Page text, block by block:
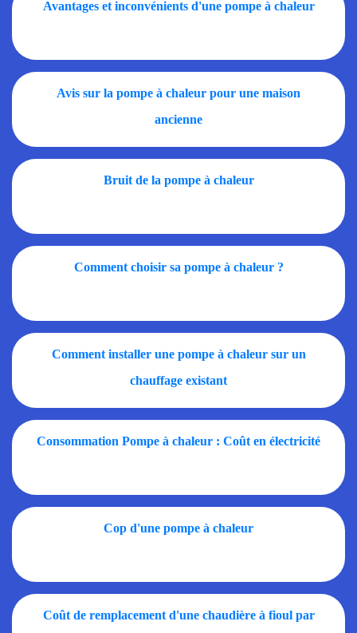
Avantages et inconvénients d'une pompe à chaleur
Avis sur la pompe à chaleur pour une maison
ancienne
Bruit de la pompe à chaleur
Comment choisir sa pompe à chaleur ?
Comment installer une pompe à chaleur sur un
chauffage existant
Consommation Pompe à chaleur : Coût en électricité
Cop d'une pompe à chaleur
Coût de remplacement d'une chaudière à fioul par